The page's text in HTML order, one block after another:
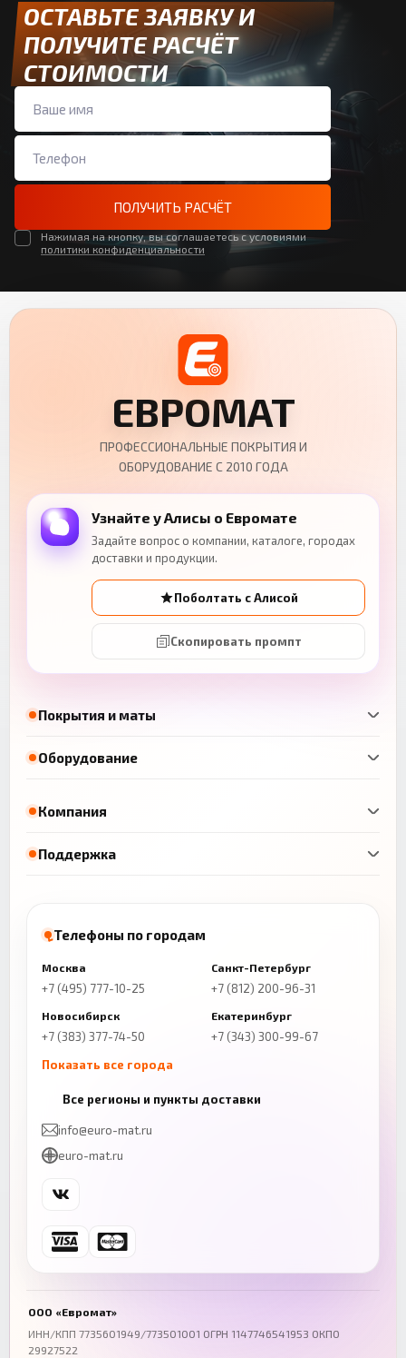
ОСТАВЬТЕ ЗАЯВКУ И
ПОЛУЧИТЕ РАСЧЁТ
СТОИМОСТИ
ПОЛУЧИТЬ РАСЧЁТ
Нажимая на кнопку, вы соглашаетесь с условиями
политики конфиденциальности
Покрытия и маты
Оборудование
ЕВРОМАТ
ПРОФЕССИОНАЛЬНЫЕ ПОКРЫТИЯ И
ОБОРУДОВАНИЕ С 2010 ГОДА
Узнайте у Алисы о Евромате
Задайте вопрос о компании, каталоге, городах
доставки и продукции.
Поболтать с Алисой
Скопировать промпт
Компания
Поддержка
Телефоны по городам
Москва
+7 (495) 777-10-25
Санкт-Петербург
+7 (812) 200-96-31
Новосибирск
+7 (383) 377-74-50
Екатеринбург
+7 (343) 300-99-67
Показать все города
+7 (843) 206-01-30
Челябинск
+7 (343) 300-99-67
Ростов-на-Дону
+7 (863) 333-50-75
Волгоград
+7 (844) 261-36-12
Омск
Все регионы и пункты доставки
info@euro-mat.ru
euro-mat.ru
ООО «Евромат»
ИНН/КПП 7735601949/773501001 ОГРН 1147746541953 ОКПО
29927522